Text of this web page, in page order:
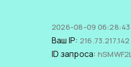
2026-08-09
Ваш IP: 216.73.217.142
ID запроса: